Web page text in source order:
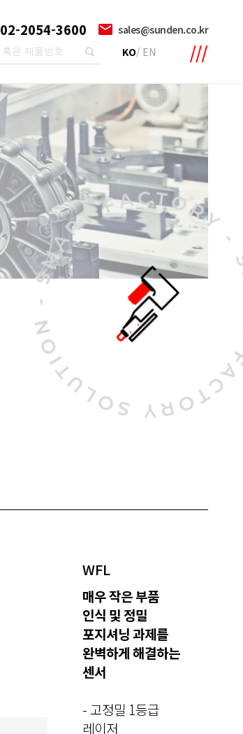
02-2054-3600
sales@sunden.co.kr
KO/ EN
WFL
매우 작은 부품
인식 및 정밀
포지셔닝 과제를
완벽하게 해결하는
센서
- 고정밀 1등급
레이저